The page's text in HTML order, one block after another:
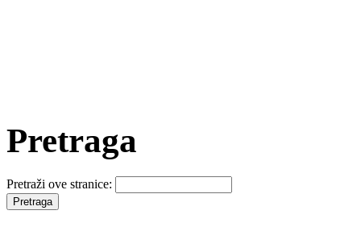
Pretraga
Pretraži ove stranice: